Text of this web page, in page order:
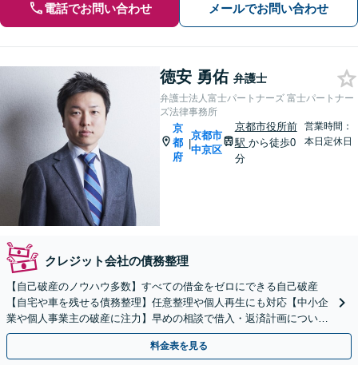
電話でお問い合わせ メールでお問い合わせ
徳安 勇佑 弁護士
弁護士法人富士パートナーズ 富士パートナー
ズ法律事務所
京
都
府
|
京都市
中京区
京都市役所前
駅 から徒歩0
分
営業時間：
本日定休日
クレジット会社の債務整理
【自己破産のノウハウ多数】すべての借金をゼロにできる自己破産
【自宅や車を残せる債務整理】任意整理や個人再生にも対応【中小企
業や個人事業主の破産に注力】早めの相談で借入・返済計画について
もアドバイス。新たな借入をする前に弁護士にご相談ください
料金表を見る